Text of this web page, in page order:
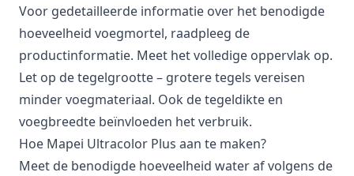
Voor gedetailleerde informatie over het benodigde
hoeveelheid voegmortel, raadpleeg de
productinformatie. Meet het volledige oppervlak op.
Let op de tegelgrootte – grotere tegels vereisen
minder voegmateriaal. Ook de tegeldikte en
voegbreedte beïnvloeden het verbruik.
Hoe Mapei Ultracolor Plus aan te maken?
Meet de benodigde hoeveelheid water af volgens de